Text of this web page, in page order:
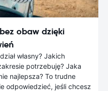
obaw dzięki
własny? Jakich
potrzebuję? Jaka
najlepsza? To trudne
odpowiedzieć, jeśli chcesz